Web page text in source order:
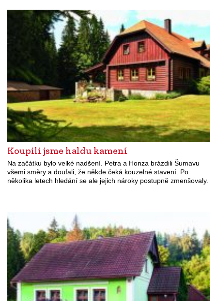
Koupili jsme haldu kamení
Na začátku bylo velké nadšení. Petra a Honza brázdili Šumavu
všemi směry a doufali, že někde čeká kouzelné stavení. Po
několika letech hledání se ale jejich nároky postupně zmenšovaly.